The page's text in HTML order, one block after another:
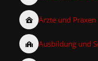
Ärzte und Praxen
Ausbildung und